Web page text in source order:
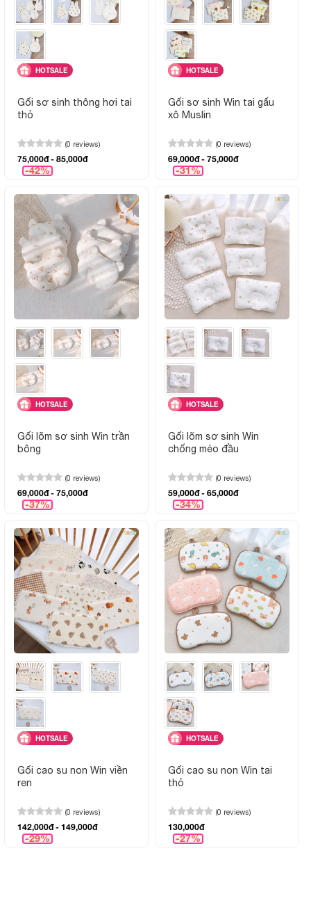
HOTSALE
Gối sơ sinh thông hơi tai
thỏ
(0 reviews)
75,000đ - 85,000đ
-42%
HOTSALE
Gối sơ sinh Win tai gấu
xô Muslin
(0 reviews)
69,000đ - 75,000đ
-31%
HOTSALE
Gối lõm sơ sinh Win trần
bông
(0 reviews)
69,000đ - 75,000đ
-37%
HOTSALE
Gối lõm sơ sinh Win
chống méo đầu
(0 reviews)
59,000đ - 65,000đ
-34%
HOTSALE
Gối cao su non Win viền
ren
(0 reviews)
142,000đ - 149,000đ
-29%
HOTSALE
Gối cao su non Win tai
thỏ
(0 reviews)
130,000đ
-27%